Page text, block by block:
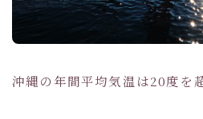
沖縄の年間平均気温は20度を